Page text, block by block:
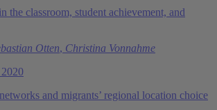
the classroom, student achievement, and
Otten, Christina Vonnahme
2020
and migrants’ regional location choice